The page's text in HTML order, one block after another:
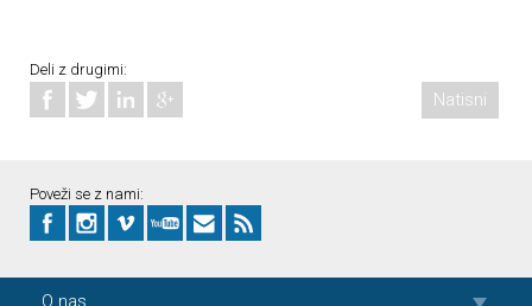
Deli z drugimi:
Natisni
Poveži se z nami:
O nas